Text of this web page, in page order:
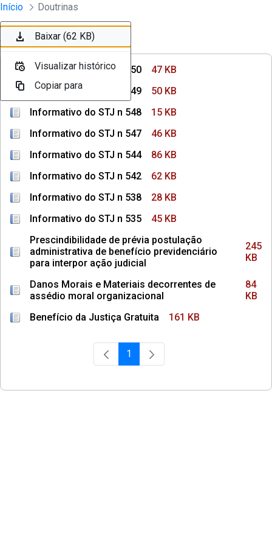
Pular para o Conteúdo principal
Instrumentos Jurídicos
Início Doutrinas
Ordenar Filtro
Informativo do STJ n 550
47 KB
Informativo do STJ n 549
50 KB
Informativo do STJ n 548
15 KB
Informativo do STJ n 547
46 KB
Informativo do STJ n 544
86 KB
Informativo do STJ n 542
62 KB
Informativo do STJ n 538
28 KB
Informativo do STJ n 535
45 KB
Prescindibilidade de prévia postulação
administrativa de benefício previdenciário
para interpor ação judicial
245
KB
Danos Morais e Materiais decorrentes de
assédio moral organizacional
84
KB
Benefício da Justiça Gratuita
161 KB
Página
1
Baixar (47 KB)
Visualizar histórico
Copiar para
Baixar (50 KB)
Visualizar histórico
Copiar para
Baixar (15 KB)
Visualizar histórico
Copiar para
Baixar (46 KB)
Visualizar histórico
Copiar para
Baixar (86 KB)
Visualizar histórico
Copiar para
Baixar (62 KB)
Visualizar histórico
Copiar para